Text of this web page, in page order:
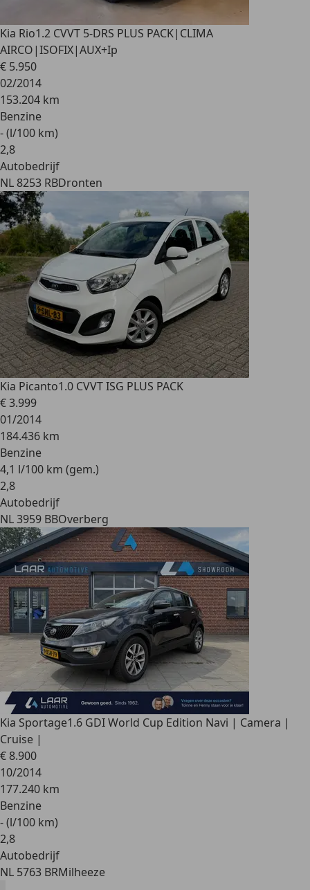
Kia Rio1.2 CVVT 5-DRS PLUS PACK|CLIMA
AIRCO|ISOFIX|AUX+Ip
€ 5.950
02/2014
153.204 km
Benzine
- (l/100 km)
2,8
Autobedrijf
NL 8253 RBDronten
Kia Picanto1.0 CVVT ISG PLUS PACK
€ 3.999
01/2014
184.436 km
Benzine
4,1 l/100 km (gem.)
2,8
Autobedrijf
NL 3959 BBOverberg
Kia Sportage1.6 GDI World Cup Edition Navi | Camera |
Cruise |
€ 8.900
10/2014
177.240 km
Benzine
- (l/100 km)
2,8
Autobedrijf
NL 5763 BRMilheeze